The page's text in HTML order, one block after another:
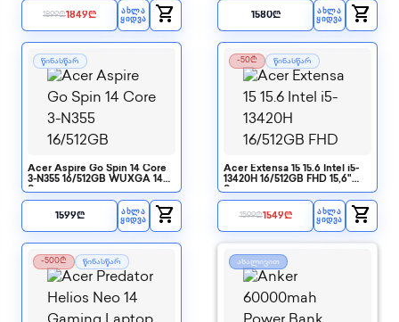
1899₾1849₾
ᲐᲮᲚᲐ
ᲧᲘᲓᲕᲐ
shopping_cart 1580₾
ᲐᲮᲚᲐ
ᲧᲘᲓᲕᲐ
shopping_cart
წინასწარ
Acer Aspire Go Spin 14 Core
3-N355 16/512GB WUXGA 14
Screen
1599₾
ᲐᲮᲚᲐ
ᲧᲘᲓᲕᲐ
shopping_cart
-50₾ წინასწარ
Acer Extensa 15 15.6 Intel i5-
13420H 16/512GB FHD 15,6"
Screen
1599₾1549₾
ᲐᲮᲚᲐ
ᲧᲘᲓᲕᲐ
shopping_cart
-500₾ წინასწარ ახალივით